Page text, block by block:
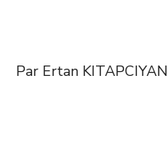
Par Ertan KITAPCIYAN